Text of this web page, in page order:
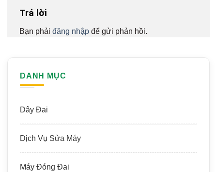
Trả lời
Bạn phải đăng nhập để gửi phản hồi.
DANH MỤC
Dây Đai
Dịch Vụ Sửa Máy
Máy Đóng Đai